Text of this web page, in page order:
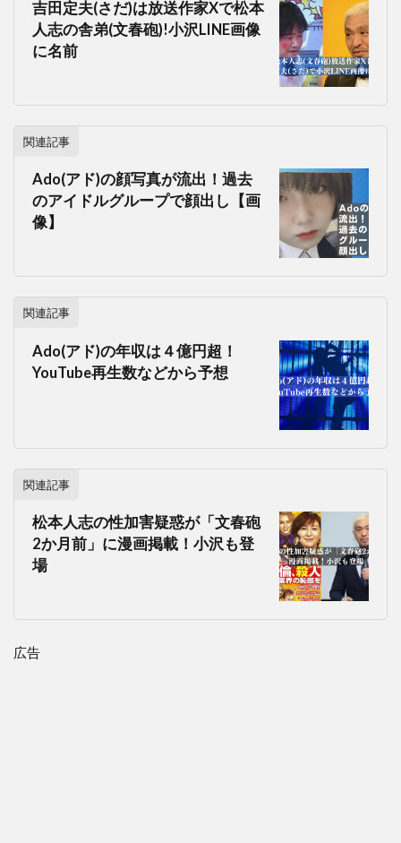
吉田定夫(さだ)は放送作家Xで松本
人志の舎弟(文春砲)!小沢LINE画像
に名前
関連記事
Ado(アド)の顔写真が流出！過去
のアイドルグループで顔出し【画
像】
関連記事
Ado(アド)の年収は４億円超！
YouTube再生数などから予想
関連記事
松本人志の性加害疑惑が「文春砲
2か月前」に漫画掲載！小沢も登
場
広告